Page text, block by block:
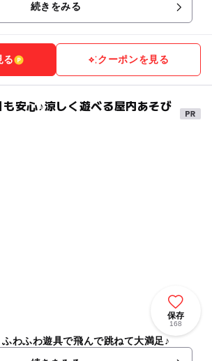
続きをみる
る クーポンを見る
安心♪涼しく遊べる屋内あそび
保存
168
わふわ遊具で飛んで跳ねて大満足♪